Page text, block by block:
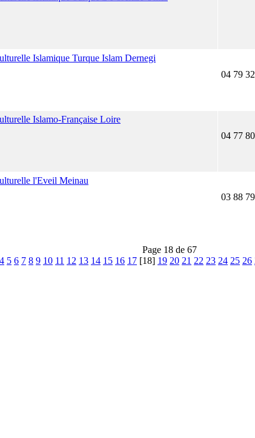
Islamique Turque Islam Dernegi
04 79
Islamo-Française Loire
04 77
l'Eveil Meinau
03 88
Page 18 de 67
4 5 6 7 8 9 10 11 12 13 14 15 16 17 [18] 19 20 21 22 23 24 25 26